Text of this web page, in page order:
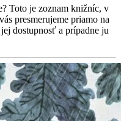
Toto je zoznam knižníc, v
presmerujeme priamo na
dostupnosť a prípadne ju